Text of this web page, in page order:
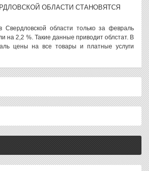
ОБЛАСТИ СТАНОВЯТСЯ
Свердловской области только за февраль
на 2,2 %. Такие данные приводит облстат. В
цены на все товары и платные услуги